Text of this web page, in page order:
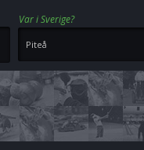
Var i Sverige?